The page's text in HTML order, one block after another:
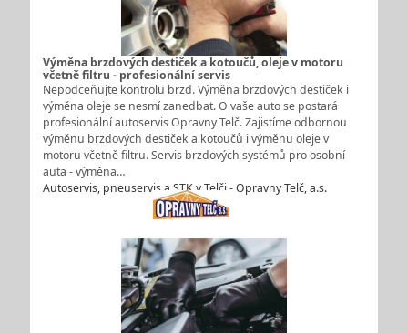
Výměna brzdových destiček a kotoučů, oleje v motoru
včetně filtru - profesionální servis
Nepodceňujte kontrolu brzd. Výměna brzdových destiček i
výměna oleje se nesmí zanedbat. O vaše auto se postará
profesionální autoservis Opravny Telč. Zajistíme odbornou
výměnu brzdových destiček a kotoučů i výměnu oleje v
motoru včetně filtru. Servis brzdových systémů pro osobní
auta - výměna…
Autoservis, pneuservis a STK v Telči - Opravny Telč, a.s.